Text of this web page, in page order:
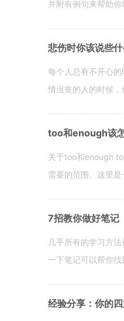
并附有例句来帮助
悲伤时你该说些
每个人总有不开心
情沮丧的人的时候
too和enough该
关于too和enough
需要的范围。这里
7招教你做好笔记
几乎所有的学习方
一下笔记可以帮你找
经验分享：你的